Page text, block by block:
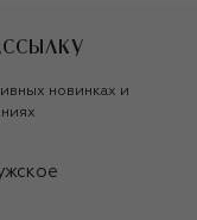
новинках и